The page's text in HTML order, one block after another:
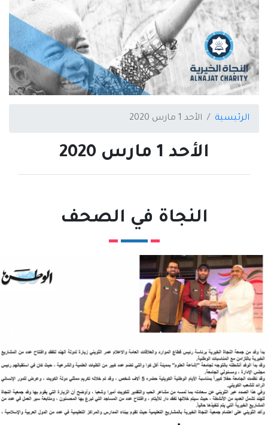
الرئيسية الأحد 1 مارس 2020
الأحد 1 مارس 2020
النجاة في الصحف